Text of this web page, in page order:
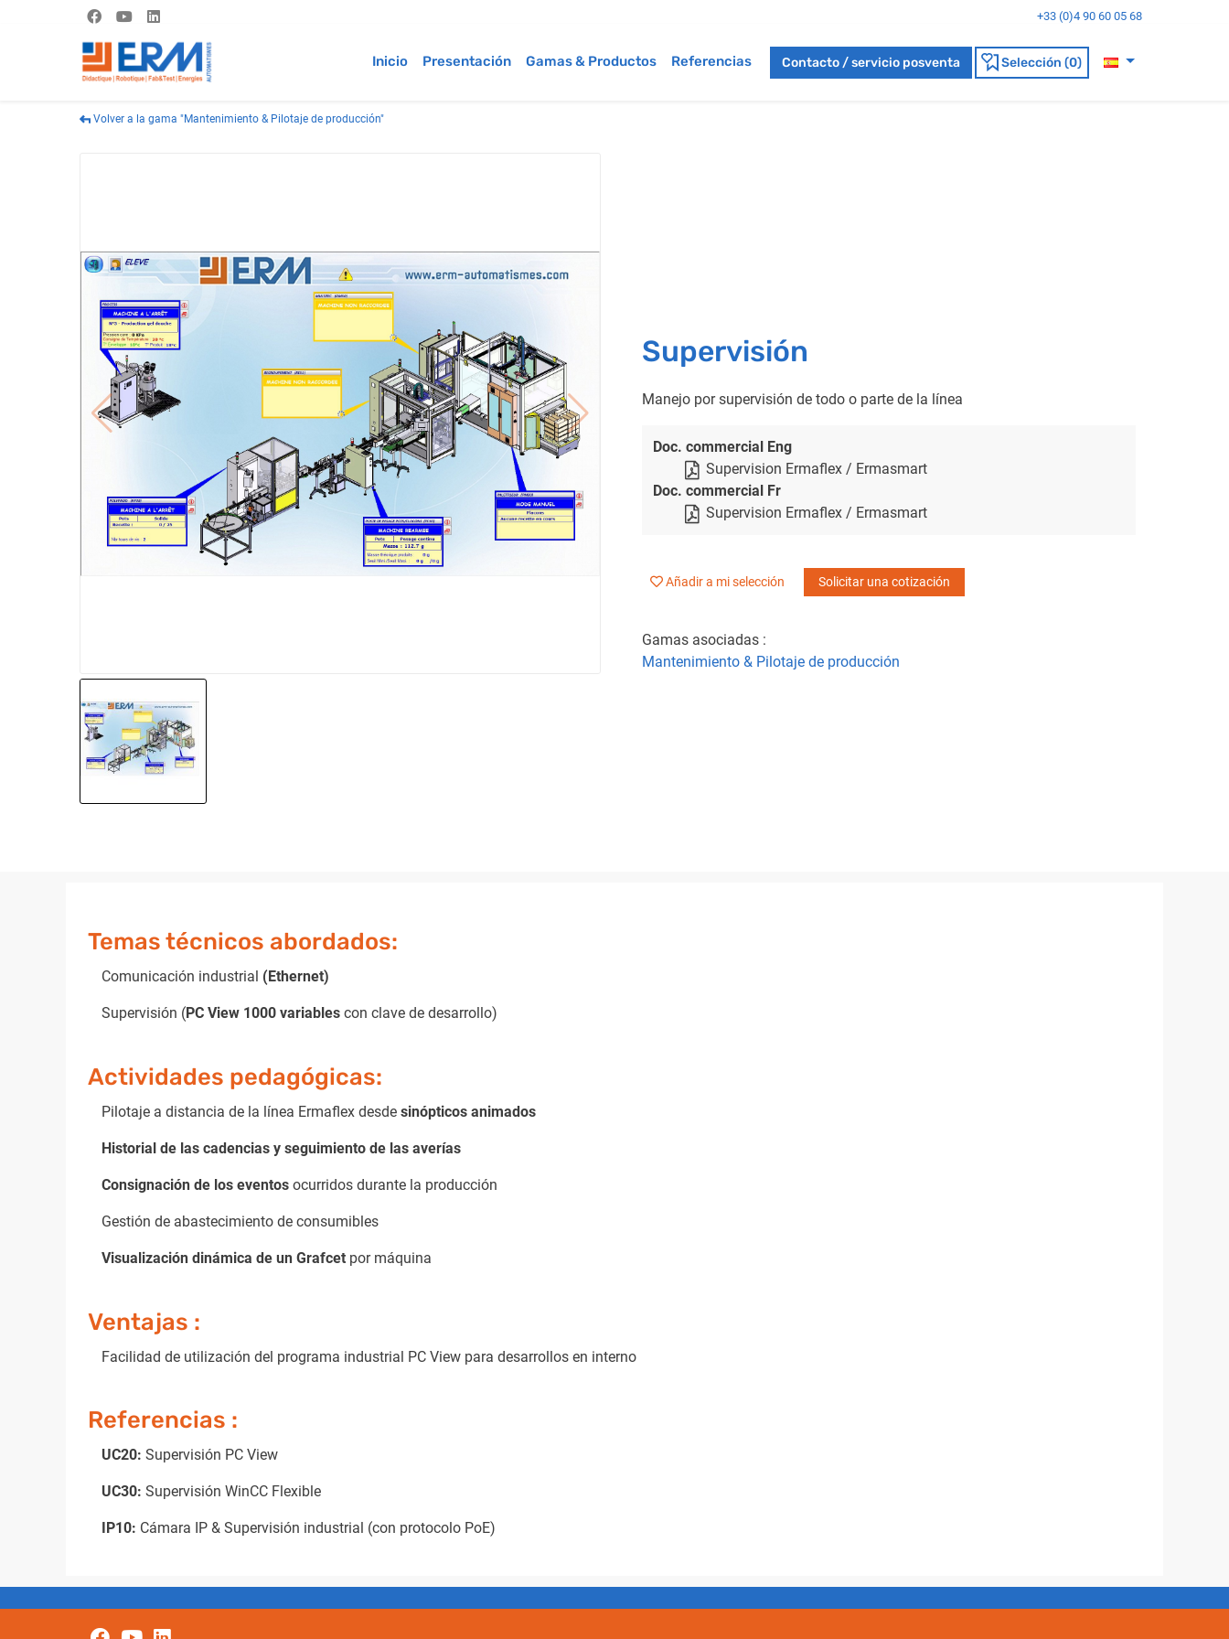
+33 (0)4 90 60 05 68
Inicio Presentación Gamas & Productos Referencias Contacto / servicio posventa Selección (0)
Volver a la gama "Mantenimiento & Pilotaje de producción"
Supervisión
Manejo por supervisión de todo o parte de la línea
Doc. commercial Eng
Supervision Ermaflex / Ermasmart
Doc. commercial Fr
Supervision Ermaflex / Ermasmart
Añadir a mi selección Solicitar una cotización
Gamas asociadas :
Mantenimiento & Pilotaje de producción
Temas técnicos abordados:
Comunicación industrial (Ethernet)
Supervisión (PC View 1000 variables con clave de desarrollo)
Actividades pedagógicas:
Pilotaje a distancia de la línea Ermaflex desde sinópticos animados
Historial de las cadencias y seguimiento de las averías
Consignación de los eventos ocurridos durante la producción
Gestión de abastecimiento de consumibles
Visualización dinámica de un Grafcet por máquina
Ventajas :
Facilidad de utilización del programa industrial PC View para desarrollos en interno
Referencias :
UC20: Supervisión PC View
UC30: Supervisión WinCC Flexible
IP10: Cámara IP & Supervisión industrial (con protocolo PoE)